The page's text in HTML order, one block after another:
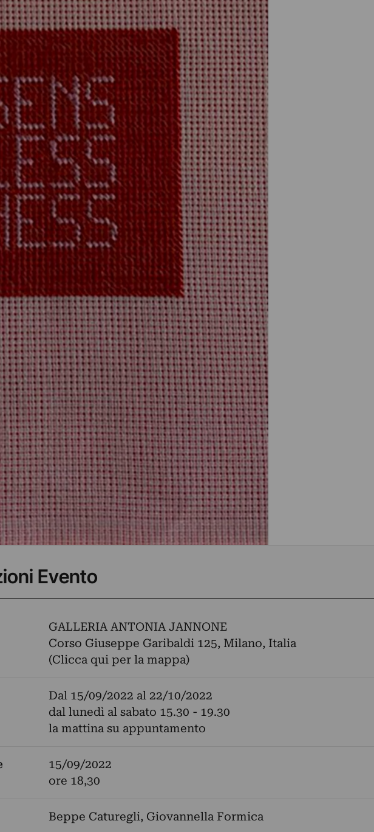
Evento
GALLERIA ANTONIA JANNONE
Corso Giuseppe Garibaldi 125, Milano, Italia
(Clicca qui per la mappa)
Dal 15/09/2022 al 22/10/2022
dal lunedì al sabato 15.30 - 19.30
la mattina su appuntamento
15/09/2022
ore 18,30
Beppe Caturegli, Giovannella Formica